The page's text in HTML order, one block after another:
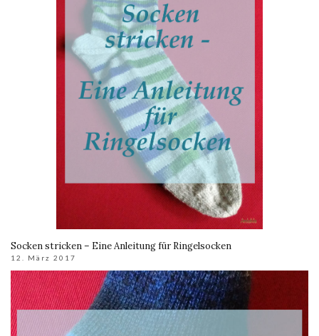
Socken stricken – Eine Anleitung für Ringelsocken
12. März 2017